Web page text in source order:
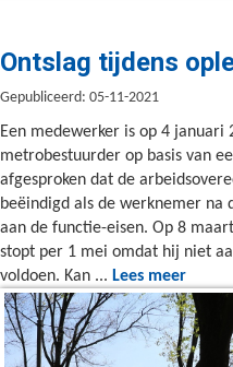
Ontslag tijdens
Gepubliceerd: 05-11-2021
Een medewerker is op 4 januari
metrobestuurder op basis van
afgesproken dat de
beëindigd als de werknemer na
aan de functie-eisen. Op 8
stopt per 1 mei omdat hij niet
voldoen. Kan ... Lees meer